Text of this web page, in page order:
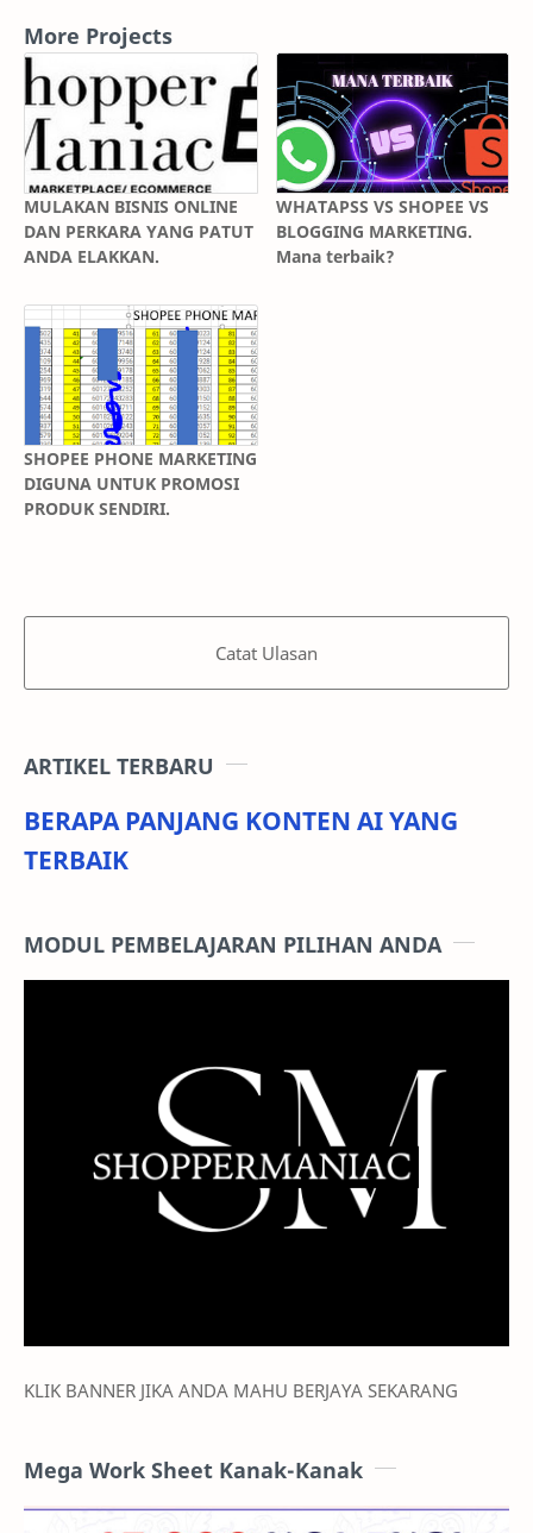
More Projects
MULAKAN BISNIS ONLINE
DAN PERKARA YANG PATUT
ANDA ELAKKAN.
WHATAPSS VS SHOPEE VS
BLOGGING MARKETING.
Mana terbaik?
SHOPEE PHONE MARKETING
DIGUNA UNTUK PROMOSI
PRODUK SENDIRI.
Catat Ulasan
ARTIKEL TERBARU
BERAPA PANJANG KONTEN AI YANG
TERBAIK
MODUL PEMBELAJARAN PILIHAN ANDA
KLIK BANNER JIKA ANDA MAHU BERJAYA SEKARANG
Mega Work Sheet Kanak-Kanak